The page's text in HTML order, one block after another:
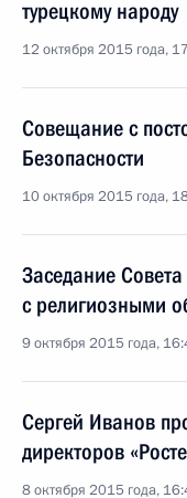
турецкому народу
12 октября 2015 года,
Совещание с
Безопасности
10 октября 2015 года,
Заседание
с религиозными
9 октября 2015 года,
Сергей Иванов
директоров
8 октября 2015 года,